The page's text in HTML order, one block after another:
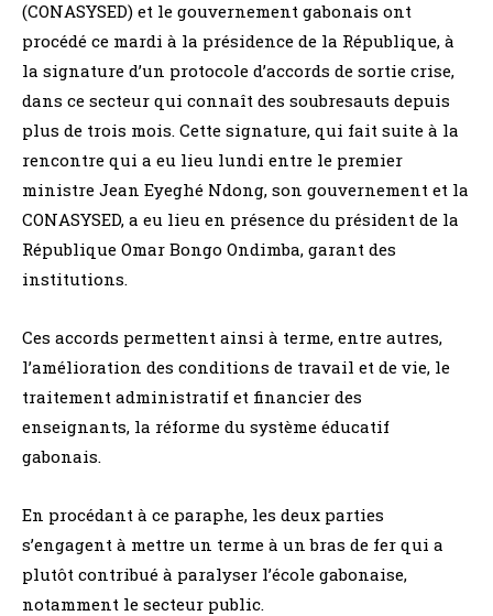
(CONASYSED) et le gouvernement gabonais ont
procédé ce mardi à la présidence de la République, à
la signature d’un protocole d’accords de sortie crise,
dans ce secteur qui connaît des soubresauts depuis
plus de trois mois. Cette signature, qui fait suite à la
rencontre qui a eu lieu lundi entre le premier
ministre Jean Eyeghé Ndong, son gouvernement et la
CONASYSED, a eu lieu en présence du président de la
République Omar Bongo Ondimba, garant des
institutions.
Ces accords permettent ainsi à terme, entre autres,
l’amélioration des conditions de travail et de vie, le
traitement administratif et financier des
enseignants, la réforme du système éducatif
gabonais.
En procédant à ce paraphe, les deux parties
s’engagent à mettre un terme à un bras de fer qui a
plutôt contribué à paralyser l’école gabonaise,
notamment le secteur public.